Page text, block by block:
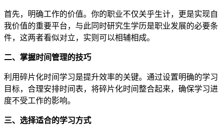
首先，明确工作的价值。你的职业不仅关乎生计，更是实现自
我价值的重要平台，与此同时研究生学历是职业发展的必要条
件，这两者看似对立，实则可以相辅相成。
二、掌握时间管理的技巧
利用碎片化时间学习是提升效率的关键。通过设置明确的学习
目标，合理安排时间表，将碎片化时间整合起来，确保学习进
度不受工作的影响。
三、选择适合的学习方式